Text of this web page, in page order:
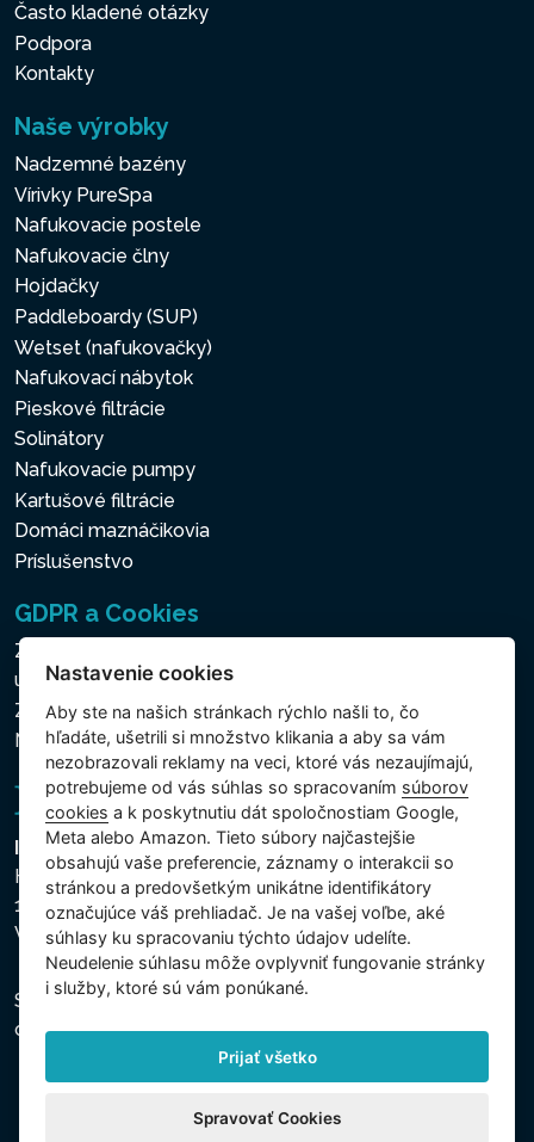
Často kladené otázky
Podpora
Kontakty
Naše výrobky
Nadzemné bazény
Vírivky PureSpa
Nafukovacie postele
Nafukovacie člny
Hojdačky
Paddleboardy (SUP)
Wetset (nafukovačky)
Nafukovací nábytok
Pieskové filtrácie
Solinátory
Nafukovacie pumpy
Kartušové filtrácie
Domáci maznáčikovia
Príslušenstvo
GDPR a Cookies
Zásady ochrany osobných a ďalších spracovávaných
údajov
Zásady používania súborov cookies
Nastavenie cookies
Intex Trading, s.r.o.
Hradecká 2526/3
130 00 Praha 3
Vinohrady - Česká republika
Spoločnosť je zapísaná na Mestskom súde v Prahe,
oddiel C, vložka 74759, IČO 26150808, DIČ CZ26150808.
Nastavenie cookies
Aby ste na našich stránkach rýchlo našli to, čo
hľadáte, ušetrili si množstvo klikania a aby sa vám
nezobrazovali reklamy na veci, ktoré vás nezaujímajú,
potrebujeme od vás súhlas so spracovaním súborov
cookies a k poskytnutiu dát spoločnostiam Google,
Meta alebo Amazon. Tieto súbory najčastejšie
obsahujú vaše preferencie, záznamy o interakcii so
stránkou a predovšetkým unikátne identifikátory
označujúce váš prehliadač. Je na vašej voľbe, aké
súhlasy ku spracovaniu týchto údajov udelíte.
Neudelenie súhlasu mȏže ovplyvniť fungovanie stránky
i služby, ktoré sú vám ponúkané.
Prijať všetko
Spravovať Cookies